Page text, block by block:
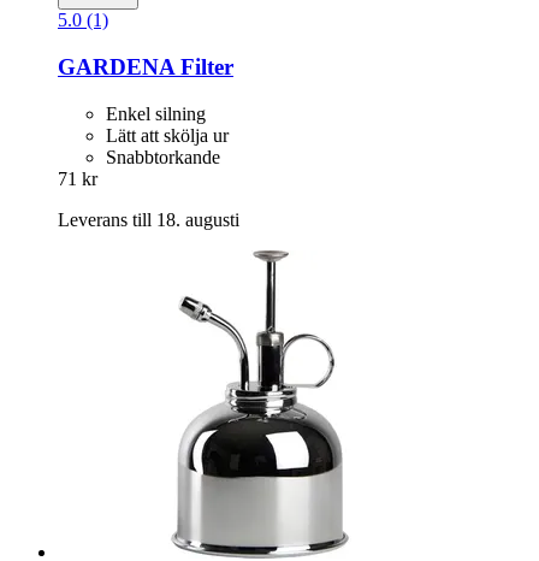
5.0 (1)
GARDENA Filter
Enkel silning
Lätt att skölja ur
Snabbtorkande
71 kr
Leverans till 18. augusti